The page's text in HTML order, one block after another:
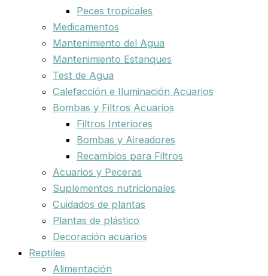
Peces tropicales
Medicamentos
Mantenimiento del Agua
Mantenimiento Estanques
Test de Agua
Calefacción e Iluminación Acuarios
Bombas y Filtros Acuarios
Filtros Interiores
Bombas y Aireadores
Recambios para Filtros
Acuarios y Peceras
Suplementos nutricionales
Cuidados de plantas
Plantas de plástico
Decoración acuarios
Reptiles
Alimentación